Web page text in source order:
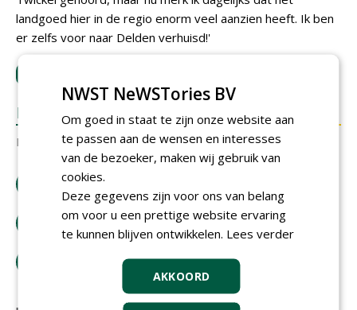
landgoed hier in de regio enorm veel aanzien heeft. Ik ben
er zelfs voor naar Delden verhuisd!'
REACTIES
Er zijn nog geen reacties.
download artikel
bestel tijdschrift
tip de redactie
NWST NeWSTories BV
Om goed in staat te zijn onze website aan
te passen aan de wensen en interesses
van de bezoeker, maken wij gebruik van
cookies.
Deze gegevens zijn voor ons van belang
om voor u een prettige website ervaring
te kunnen blijven ontwikkelen. Lees verder
AKKOORD